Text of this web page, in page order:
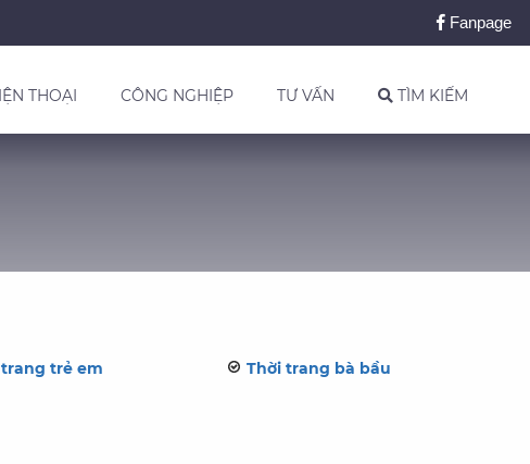
Fanpage
THOẠI CÔNG NGHIỆP TƯ VẤN TÌM KIẾM
trẻ em Thời trang bà bầu